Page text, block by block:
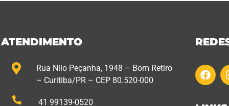
ATENDIMENTO
Rua Nilo Peçanha, 1948 – Bom Retiro
– Curitiba/PR – CEP 80.520-000
41 99139-0520